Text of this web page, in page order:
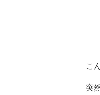
こ
突